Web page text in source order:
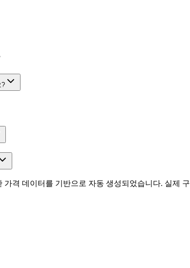
?
격 데이터를 기반으로 자동 생성되었습니다. 실제